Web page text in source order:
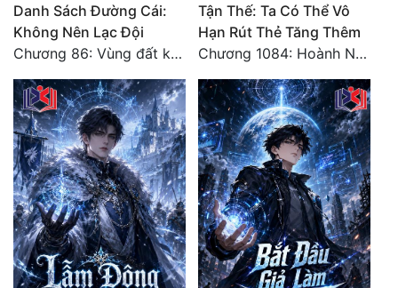
Danh Sách Đường Cái:
Không Nên Lạc Đội
Chương 86: Vùng đất không cửa
Tận Thế: Ta Có Thể Vô
Hạn Rút Thẻ Tăng Thêm
Chương 1084: Hoành Nhập Vi Quan